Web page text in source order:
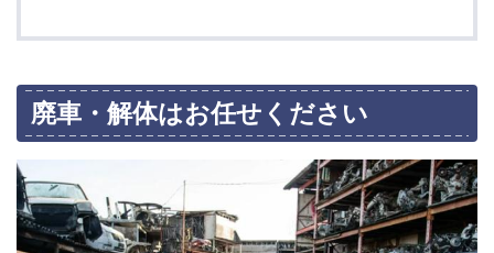
廃車・解体はお任せください